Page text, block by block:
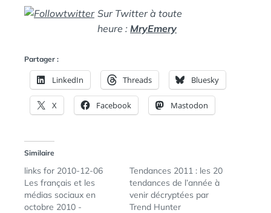
Sur Twitter à toute
heure : MryEmery
Partager :
LinkedIn Threads Bluesky
X Facebook Mastodon
Similaire
links for 2010-12-06
Les français et les
médias sociaux en
octobre 2010 -
Tendances 2011 : les 20
tendances de l’année à
venir décryptées par
Trend Hunter